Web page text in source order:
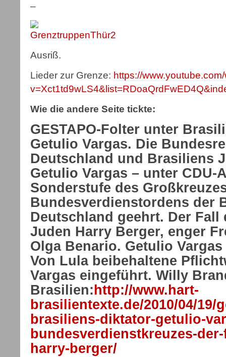
–
Ausriß.
Lieder zur Grenze: https://
Wie die andere Seite tickte:
GESTAPO-Folter unter
Getulio Vargas. Die
Deutschland und Brasiliens
Getulio Vargas – unter CDU-
Sonderstufe des
Bundesverdienstordens der
Deutschland geehrt. Der Fall
Juden Harry Berger, enger
Olga Benario. Getulio
Von Lula beibehaltene
Vargas eingeführt. Willy
Brasilien: http://www.hart-
brasilientexte.de/2010/04/
brasiliens-diktator-getulio-
bundesverdienstkreuzes-
harry-berger/